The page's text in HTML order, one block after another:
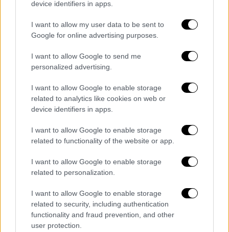
device identifiers in apps.
I want to allow my user data to be sent to
Google for online advertising purposes.
I want to allow Google to send me
personalized advertising.
I want to allow Google to enable storage
related to analytics like cookies on web or
device identifiers in apps.
I want to allow Google to enable storage
related to functionality of the website or app.
I want to allow Google to enable storage
related to personalization.
I want to allow Google to enable storage
related to security, including authentication
functionality and fraud prevention, and other
user protection.
ΕΦΚΑ: Στα 1.175,83 ευρώ ο μέσος μισθός
πλήρους απασχόλησης τον Ιανουάριο
του 2019
Ποια στοιχεία προέκυψαν από επεξεργασία
των «Αναλυτικών Περιοδικών Δηλώσεων»
(ΑΠΔ) που υποβλήθηκαν
Οικονομία|28.06.2019 19:26